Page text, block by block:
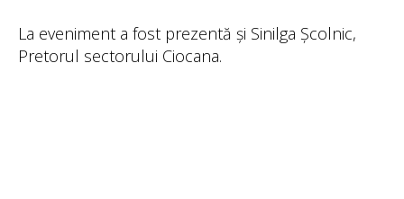
La eveniment a fost prezentă și Sinilga Școlnic,
Pretorul sectorului Ciocana.